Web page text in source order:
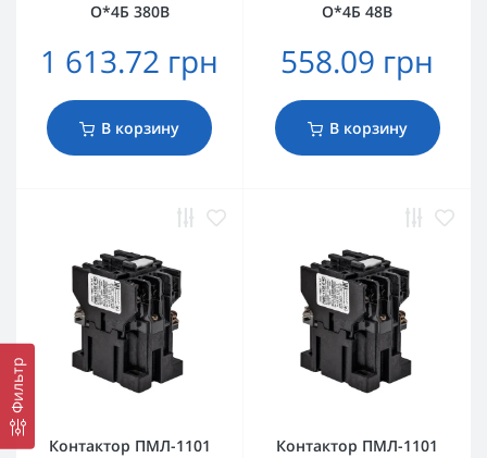
Фильтр
О*4Б 380В
1 613.72 грн
В корзину
О*4Б 48В
558.09 грн
В корзину
Контактор ПМЛ-1101
Контактор ПМЛ-1101